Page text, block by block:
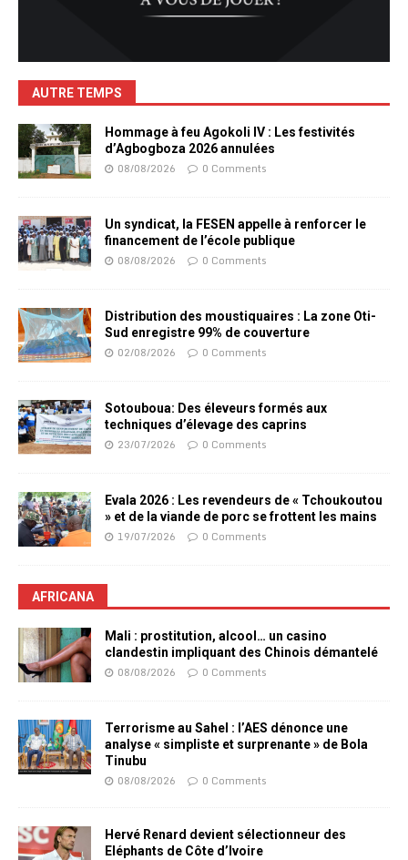
AUTRE TEMPS
Hommage à feu Agokoli IV : Les festivités
d’Agbogboza 2026 annulées
08/08/2026 0 Comments
Un syndicat, la FESEN appelle à renforcer le
financement de l’école publique
08/08/2026 0 Comments
Distribution des moustiquaires : La zone Oti-
Sud enregistre 99% de couverture
02/08/2026 0 Comments
Sotouboua: Des éleveurs formés aux
techniques d’élevage des caprins
23/07/2026 0 Comments
Evala 2026 : Les revendeurs de « Tchoukoutou
» et de la viande de porc se frottent les mains
19/07/2026 0 Comments
AFRICANA
Mali : prostitution, alcool… un casino
clandestin impliquant des Chinois démantelé
08/08/2026 0 Comments
Terrorisme au Sahel : l’AES dénonce une
analyse « simpliste et surprenante » de Bola
Tinubu
08/08/2026 0 Comments
Hervé Renard devient sélectionneur des
Eléphants de Côte d’Ivoire